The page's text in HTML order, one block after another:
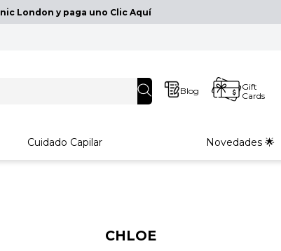
London y paga uno Clic Aquí
Blog
Gift
Cards
Cuidado Capilar Novedades 🌟
CHLOE